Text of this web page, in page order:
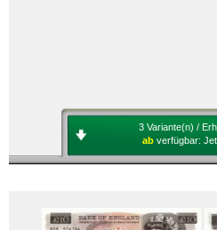
3 Variante(n) /
ab verfügbar: